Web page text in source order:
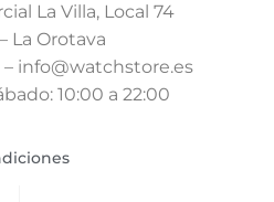
La Villa, Local 74
La Orotava
– info@watchstore.es
10:00 a 22:00